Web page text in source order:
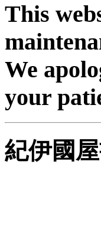
This
We
your
紀伊國